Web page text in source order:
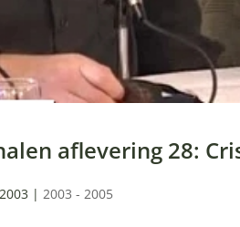
aflevering 28:
|2003 - 2005